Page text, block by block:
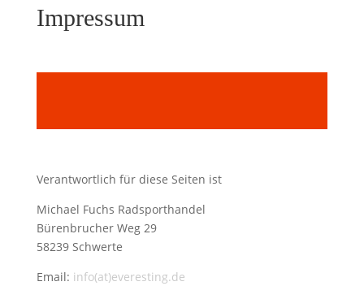
Impressum
Verantwortlich für diese Seiten ist
Michael Fuchs Radsporthandel
Bürenbrucher Weg 29
58239 Schwerte
Email: info(at)everesting.de